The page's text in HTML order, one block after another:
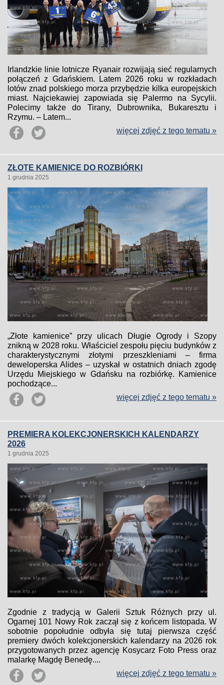
Irlandzkie linie lotnicze Ryanair rozwijają sieć regularnych
połączeń z Gdańskiem. Latem 2026 roku w rozkładach
lotów znad polskiego morza przybędzie kilka europejskich
miast. Najciekawiej zapowiada się Palermo na Sycylii.
Polecimy także do Tirany, Dubrownika, Bukaresztu i
Rzymu. – Latem...
więcej zdjęć z tego tematu »
ZŁOTE KAMIENICE DO ROZBIÓRKI
1 grudnia 2025
„Złote kamienice” przy ulicach Długie Ogrody i Szopy
znikną w 2028 roku. Właściciel zespołu pięciu budynków z
charakterystycznymi złotymi przeszkleniami – firma
deweloperska Alides – uzyskał w ostatnich dniach zgodę
Urzędu Miejskiego w Gdańsku na rozbiórkę. Kamienice
pochodzące...
więcej zdjęć z tego tematu »
PREMIERA KOLEKCJONERSKICH KALENDARZY
2026
1 grudnia 2025
Zgodnie z tradycją w Galerii Sztuk Różnych przy ul.
Ogarnej 101 Nowy Rok zaczął się z końcem listopada. W
sobotnie popołudnie odbyła się tutaj pierwsza część
premiery dwóch kolekcjonerskich kalendarzy na 2026 rok
przygotowanych przez agencję Kosycarz Foto Press oraz
malarkę Magdę Benedę....
więcej zdjęć z tego tematu »